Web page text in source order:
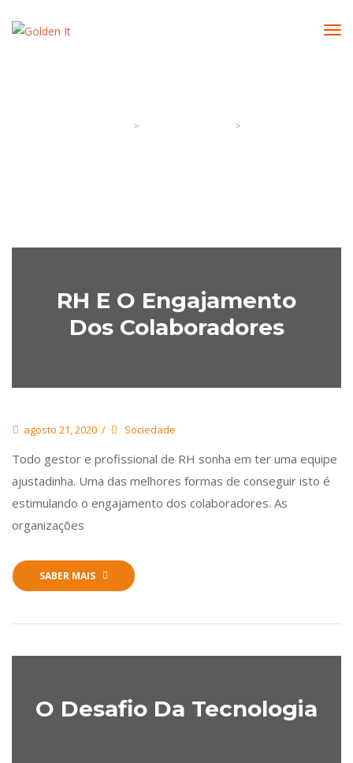
> >
RH E O Engajamento
Dos Colaboradores
agosto 21, 2020 Sociedade
Todo gestor e profissional de RH sonha em ter uma equipe
ajustadinha. Uma das melhores formas de conseguir isto é
estimulando o engajamento dos colaboradores. As
organizações
SABER MAIS
O Desafio Da Tecnologia